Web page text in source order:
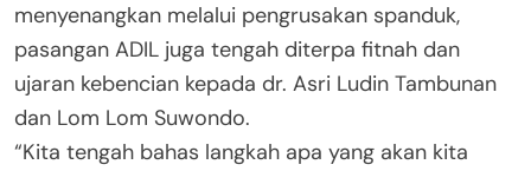
menyenangkan melalui pengrusakan spanduk,
pasangan ADIL juga tengah diterpa fitnah dan
ujaran kebencian kepada dr. Asri Ludin Tambunan
dan Lom Lom Suwondo.
“Kita tengah bahas langkah apa yang akan kita